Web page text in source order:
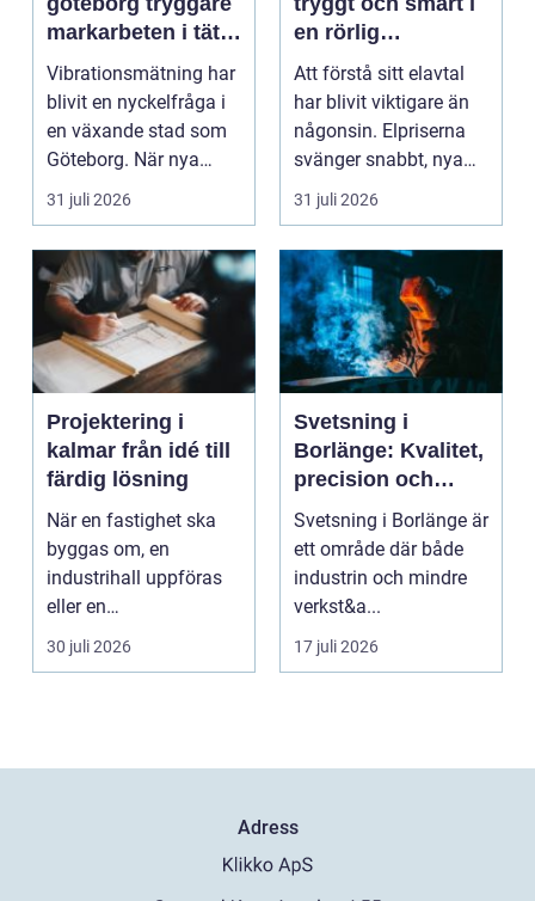
markarbeten i tät
stadsmiljö
Vibrationsmätning har
blivit en nyckelfråga i
en växande stad som
Göteborg. När nya
bostäder, broar,...
31 juli 2026
en rörlig
elmarknad
Att förstå sitt elavtal
har blivit viktigare än
någonsin. Elpriserna
svänger snabbt, nya
typer av av...
31 juli 2026
Projektering i
kalmar från idé till
färdig lösning
När en fastighet ska
byggas om, en
industrihall uppföras
eller en
lantbruksanläggning
moderniseras ä...
30 juli 2026
Svetsning i
Borlänge: Kvalitet,
precision och
hållbara
konstruktioner
Svetsning i Borlänge är
ett område där både
industrin och mindre
verkst&a...
17 juli 2026
Adress